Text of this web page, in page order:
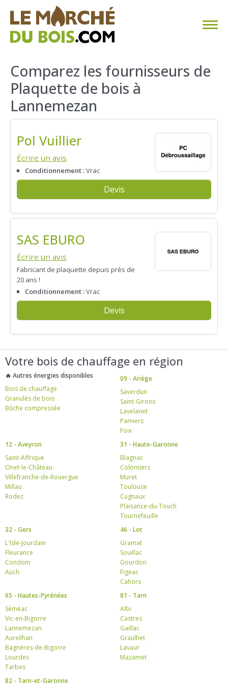
CHAUFFAGE AU BOIS
FAQ
CALCULER SA CONSOMMATION
TROUVER SON FOURNISSEUR
BLOG
Comparez les fournisseurs de
Plaquette de bois à
Lannemezan
Pol Vuillier
Écrire un avis
Conditionnement :Vrac
Devis
SAS EBURO
Écrire un avis
Fabricant de plaquette depuis près de
20 ans !
Conditionnement :Vrac
Devis
Votre bois de chauffage en région
🔥 Autres énergies disponibles
Bois de chauffage
Granulés de bois
Bûche compressée
09 - Ariège
Saverdun
Saint-Girons
Lavelanet
Pamiers
Foix
12 - Aveyron
Saint-Affrique
Onet-le-Château
Villefranche-de-Rouergue
Millau
Rodez
31 - Haute-Garonne
Blagnac
Colomiers
Muret
Toulouse
Cugnaux
Plaisance-du-Touch
Tournefeuille
32 - Gers
L'Isle-Jourdain
Fleurance
Condom
Auch
46 - Lot
Gramat
Souillac
Gourdon
Figeac
Cahors
65 - Hautes-Pyrénées
Séméac
Vic-en-Bigorre
Lannemezan
Aureilhan
Bagnères-de-Bigorre
Lourdes
Tarbes
81 - Tarn
Albi
Castres
Gaillac
Graulhet
Lavaur
Mazamet
82 - Tarn-et-Garonne